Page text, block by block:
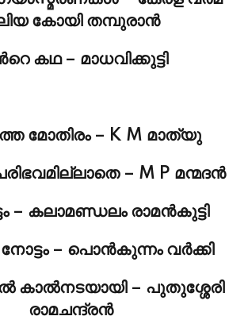
കോയി തമ്പുരാന്‍
കഥ – മാധവിക്കുട്ടി
മോതിരം – K M മാത്യു
– M P മന്മദന്‍
– കലാമണ്ഡലം രാമന്‍കുട്ടി
– പൊന്‍കുന്നം വര്‍ക്കി
കാല്‍നടയായി – പുതുശ്ശേരി
രാമചന്ദ്രന്‍